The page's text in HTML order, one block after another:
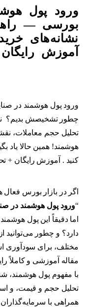
ورود پول
بورسی —
نشانه‌های
آموزش
ورود پول هوشمند در
چطور تشخیصش بدیم؟
تحلیل حجم معاملات،
هوشمند! همین حالا یاد
کنید . آموزش رایگان +
اگر در بازار بورس فعال
“ورود پول هوشمند در
اما دقیقاً این پول
دارد؟ و چطور می‌توانید
مختلف، برای سودآوری
مقاله آموزشی و کاملاً
با مفهوم پول هوشمند،
تحلیل حجم و قیمت، و
همراهی با